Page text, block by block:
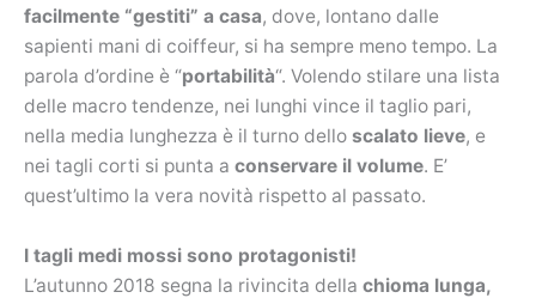
facilmente “gestiti” a casa, dove, lontano dalle
sapienti mani di coiffeur, si ha sempre meno tempo. La
parola d’ordine è “portabilità“. Volendo stilare una lista
delle macro tendenze, nei lunghi vince il taglio pari,
nella media lunghezza è il turno dello scalato lieve, e
nei tagli corti si punta a conservare il volume. E’
quest’ultimo la vera novità rispetto al passato.
I tagli medi mossi sono protagonisti!
L’autunno 2018 segna la rivincita della chioma lunga,